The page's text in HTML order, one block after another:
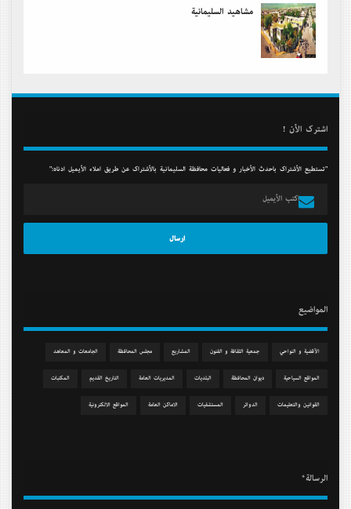
مشاهید السلیمانیة
أشترك الأن !
"تستطيع الأشتراك بأحدث الأخبار و فعاليات محافظة السليمانية بالأشتراك عن طريق أملاء الأيميل أدناه:"
المواضيع
الآقضية و النواحي جمعیة الثقافة و الفنون المشاريع مجلس المحافظة الجامعات و المعاهد
المواقع السياحية دیوان المحافظة البلديات المديريات العامة التاريخ القديم المكتبات
القوانين والتعليمات الدوائر المستشفيات الاماكن العامة المواقع الالكترونية
الرسالة*